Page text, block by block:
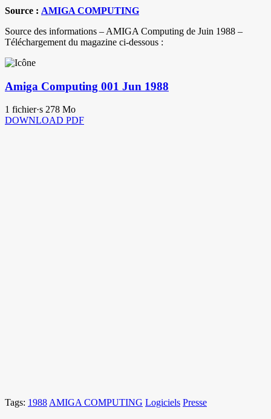
Source : AMIGA COMPUTING
Source des informations – AMIGA Computing de Juin 1988 –
Téléchargement du magazine ci-dessous :
Amiga Computing 001 Jun 1988
1 fichier·s 278 Mo
DOWNLOAD PDF
Tags: 1988 AMIGA COMPUTING Logiciels Presse